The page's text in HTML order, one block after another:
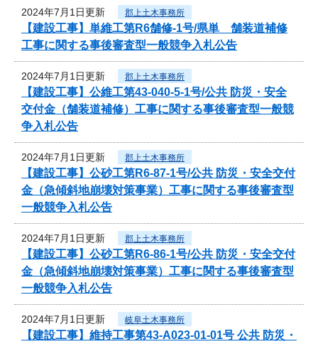
2024年7月1日更新 郡上土木事務所
【建設工事】単維工第R6舗修-1号/県単 舗装道補修
工事に関する事後審査型一般競争入札公告
2024年7月1日更新 郡上土木事務所
【建設工事】公維工第43-040-5-1号/公共 防災・安全
交付金（舗装道補修）工事に関する事後審査型一般競
争入札公告
2024年7月1日更新 郡上土木事務所
【建設工事】公砂工第R6-87-1号/公共 防災・安全交付
金（急傾斜地崩壊対策事業）工事に関する事後審査型
一般競争入札公告
2024年7月1日更新 郡上土木事務所
【建設工事】公砂工第R6-86-1号/公共 防災・安全交付
金（急傾斜地崩壊対策事業）工事に関する事後審査型
一般競争入札公告
2024年7月1日更新 岐阜土木事務所
【建設工事】維持工事第43-A023-01-01号 公共 防災・